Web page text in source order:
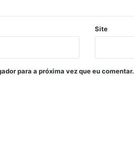
Site
para a próxima vez que eu comentar.